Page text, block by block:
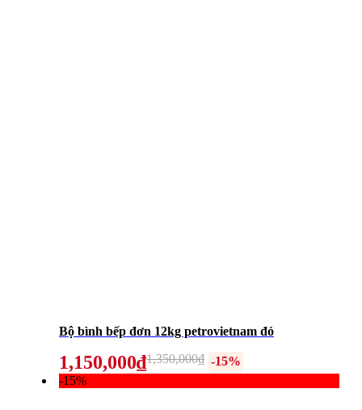
Bộ bình bếp đơn 12kg petrovietnam đỏ
1,150,000₫1,350,000₫ -15%
-15%